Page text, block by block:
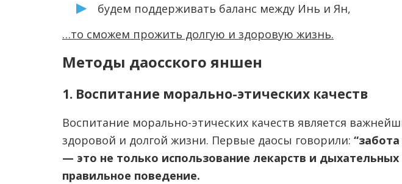
будем поддерживать баланс между Инь и Ян,
…то сможем прожить долгую и здоровую жизнь.
Методы даосского яншен
1. Воспитание морально-этических качеств
Воспитание морально-этических качеств является
здоровой и долгой жизни. Первые даосы говорили:
— это не только использование лекарств и дыхательных
правильное поведение.